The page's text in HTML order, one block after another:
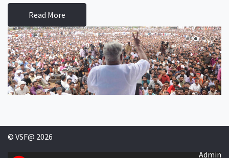
Read More
© VSF@ 2026
Admin